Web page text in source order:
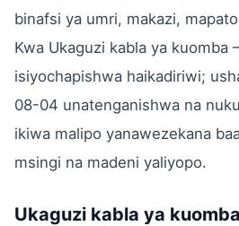
binafsi ya umri, makazi,
Kwa Ukaguzi kabla ya kuomba
isiyochapishwa haikadiriwi;
08-04 unatenganishwa na
ikiwa malipo yanawezekana
msingi na madeni yaliyopo.
Ukaguzi kabla ya